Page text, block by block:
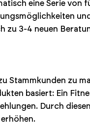
eine Serie von
zu 3-4 neuen
Stammkunden zu
basiert: Ein
Durch